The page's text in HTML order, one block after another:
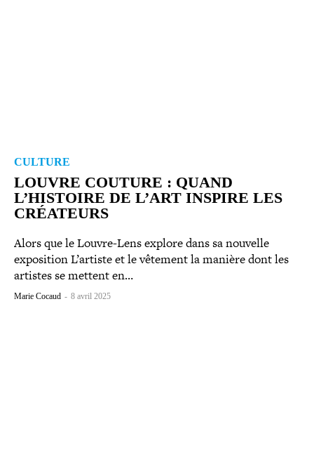
CULTURE
LOUVRE COUTURE : QUAND
L’HISTOIRE DE L’ART INSPIRE LES
CRÉATEURS
Alors que le Louvre-​Lens explore dans sa nouvelle
expo­si­tion L’artiste et le vêtement la manière dont les
artistes se mettent en…
Marie Cocaud - 8 avril 2025